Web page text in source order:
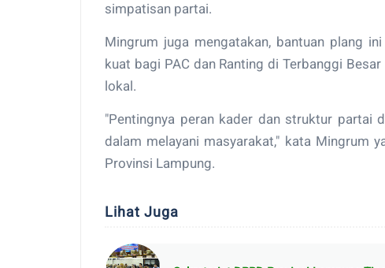
simpatisan partai.
Mingrum juga mengatakan, bantuan plang
kuat bagi PAC dan Ranting di Terbanggi
lokal.
"Pentingnya peran kader dan struktur partai
dalam melayani masyarakat," kata Mingrum
Provinsi Lampung.
Lihat Juga